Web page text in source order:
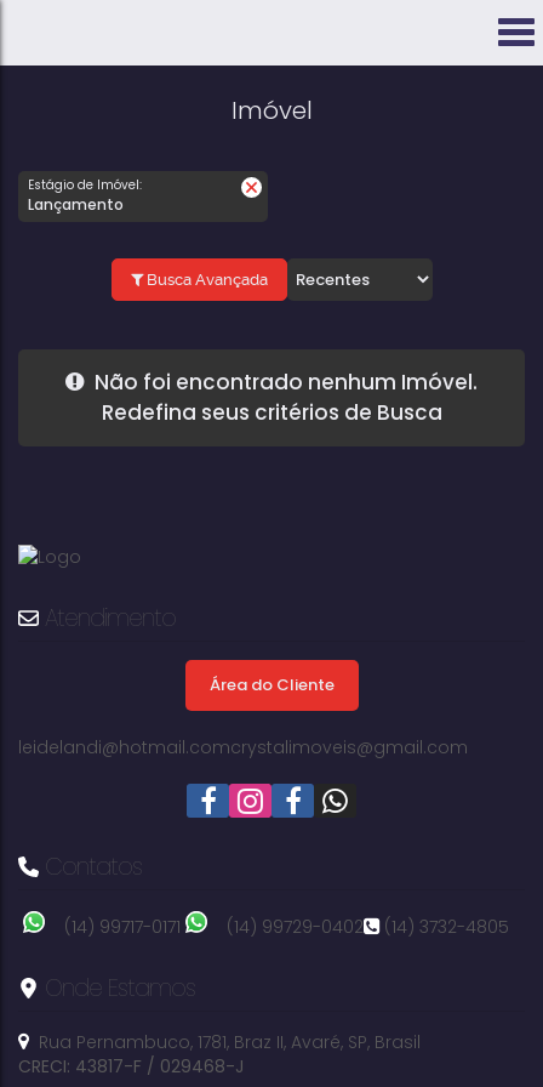
Imóvel
Estágio de Imóvel:
Lançamento
Busca Avançada
Não foi encontrado nenhum Imóvel.
Redefina seus critérios de Busca
Atendimento
Área do Cliente
leidelandi@hotmail.comcrystalimoveis@gmail.com
Contatos
(14) 99717-0171 (14) 99729-0402 (14) 3732-4805
Onde Estamos
Rua Pernambuco, 1781, Braz II, Avaré, SP, Brasil
CRECI: 43817-F / 029468-J